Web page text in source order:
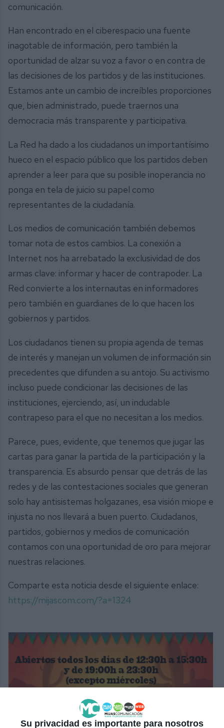
Su privacidad es importante para nosotros
comunicación.
Han encontrado en el ciberespacio una fuente
inagotable de información, pero también la
oportunidad de alzar su voz a favor o en contra de
las decisiones de los partidos y de las instituciones.
Estamos ante un cambio de increíbles proporciones
que, bien administrado, puede traernos una
democracia más transparente y participativa.
La Red ha dado a los ciudadanos un importantísimo
hueco en el espacio público que los partidos deben
aprender a leer para que su posible inoperancia no
ponga en tela de juicio su papel como
representantes de la ciudadanía.
Los medios de comunicación también debemos
tomar nota de estos cambios. La conexión a
Internet nos ha arrebatado la exclusividad de dos
armas clave: informar y hacer de contrapoder. La
Red convierte a los internautas en informadores
pero también en guardianes de lo que hacen los
gobiernos y partidos.
Los ciudadanos tienen su propia agenda de temas
de interés y manejan un volumen de información sin
precedentes que difunden a su antojo. Su activismo
incluso puede condicionar las decisiones de las
instituciones, ejerciendo, así, un indudable
contrapeso para el que no necesitan a los medios.
Parece, pues, evidente, que tenemos que jugar las
cartas para ganar la partida de la participación y la
transparencia. Es absurdo pensar que detrás de las
redes y de las contestaciones sociales que generan
solo hay antisistemas holgazanes, esa visión miope e
injusta no nos llevará a buen puerto. Ciudadanos,
partidos, gobiernos y medios de comunicación
contamos con una oportunidad de oro para mejorar
nuestras relaciones.
Comparte esta noticia desde el siguiente enlace:
https://mijascom.com/?a=1324